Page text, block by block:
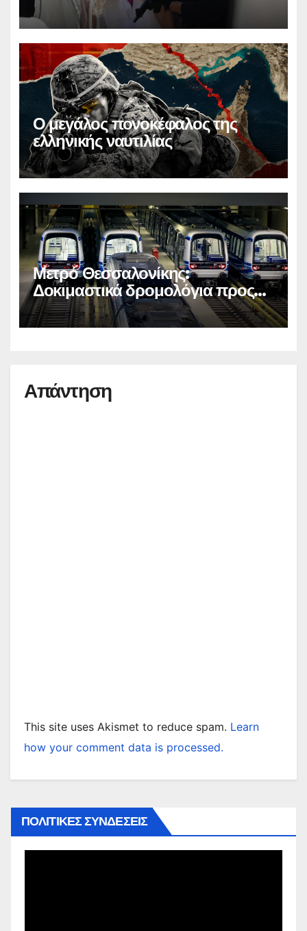
Ο μεγάλος πονοκέφαλος της
ελληνικής ναυτιλίας
Μετρό Θεσσαλονίκης:
Δοκιμαστικά δρομολόγια προς
Καλαμαριά
Απάντηση
This site uses Akismet to reduce spam. Learn
how your comment data is processed.
ΠΟΛΙΤΙΚΕΣ ΣΥΝΔΕΣΕΙΣ